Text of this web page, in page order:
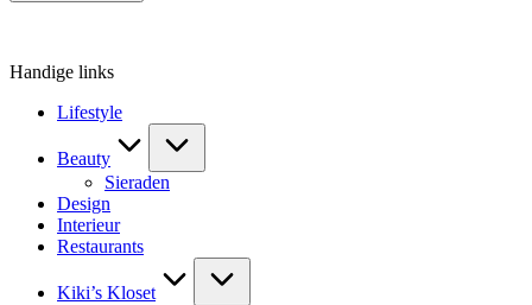
Handige links
Lifestyle
Beauty
Sieraden
Design
Interieur
Restaurants
Kiki’s Kloset